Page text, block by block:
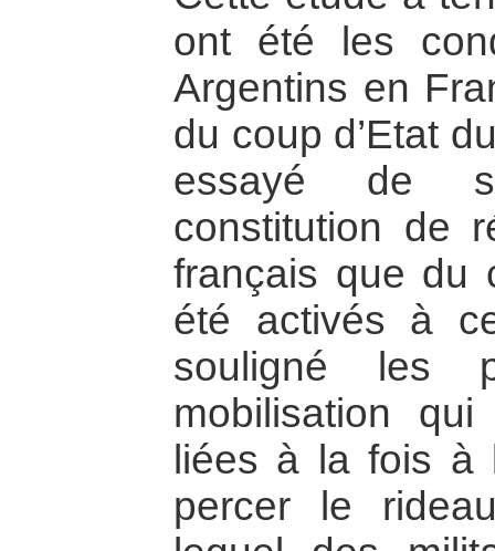
ont été les
Argentins en
du coup d’Etat
essayé de
constitution de
français que du
été activés à
souligné les
mobilisation
liées à la fois à
percer le